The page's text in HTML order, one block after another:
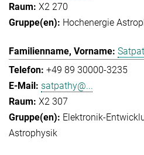
X2 270
Hochenergie
+49 89 30000-3235
satpathy@...
X2 307
Elektronik-
Astrophysik